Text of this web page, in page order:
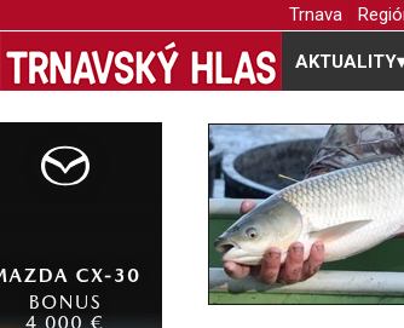
Trnava
AKTUALITY